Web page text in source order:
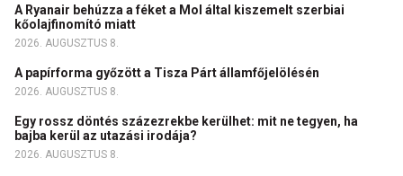
A Ryanair behúzza a féket a Mol által kiszemelt szerbiai
kőolajfinomító miatt
2026. AUGUSZTUS 8.
A papírforma győzött a Tisza Párt államfőjelölésén
2026. AUGUSZTUS 8.
Egy rossz döntés százezrekbe kerülhet: mit ne tegyen, ha
bajba kerül az utazási irodája?
2026. AUGUSZTUS 8.